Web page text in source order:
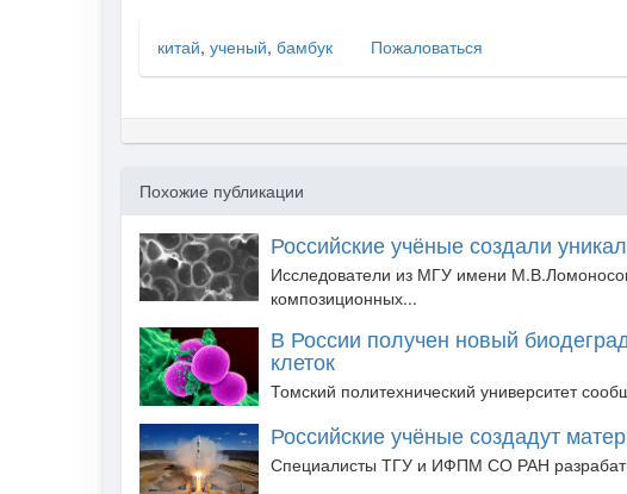
китай, ученый, бамбук Пожаловаться
Похожие публикации
Российские учёные создали
Исследователи из МГУ имени
композиционных...
В России получен новый
клеток
Томский политехнический университет
Российские учёные создадут
Специалисты ТГУ и ИФПМ СО РАН